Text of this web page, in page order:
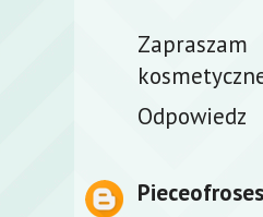
Odpowiedz
Pieceofroses